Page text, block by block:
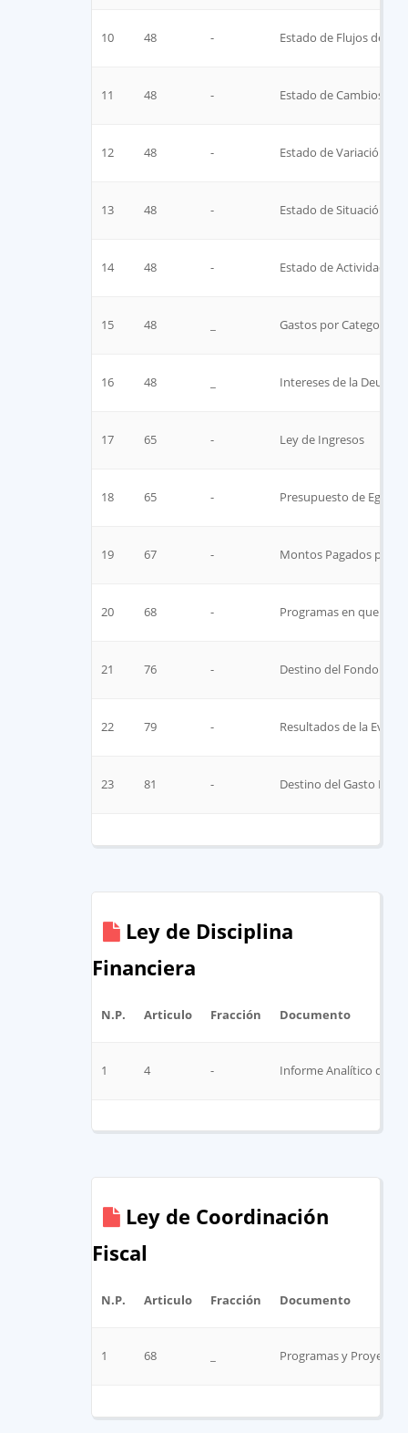
10 48 - Estado de Flujos de
11 48 - Estado de Cambios en
12 48 - Estado de Variación en
13 48 - Estado de Situación
14 48 - Estado de Actividades
15 48 Gastos por Categoria
16 48 Intereses de la Deuda
17 65 - ​Ley de Ingresos
18 65 - ​Presupuesto de
19 67 - Montos Pagados por
20 68 - Programas en que
21 76 - Destino del Fondo de
22 79 - Resultados de la
23 81 - Destino del Gasto
Ley de Disciplina
Financiera
N.P. Articulo Fracción Documento
1 4 - Informe Analítico de la
Ley de Coordinación
Fiscal
N.P. Articulo Fracción Documento
1 68 Programas y